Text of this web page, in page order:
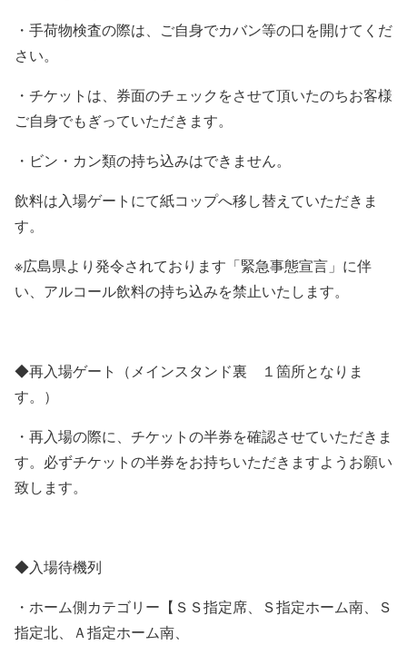
・手荷物検査の際は、ご自身でカバン等の口を開けてくだ
さい。
・チケットは、券面のチェックをさせて頂いたのちお客様
ご自身でもぎっていただきます。
・ビン・カン類の持ち込みはできません。
飲料は入場ゲートにて紙コップへ移し替えていただきま
す。
※広島県より発令されております「緊急事態宣言」に伴
い、アルコール飲料の持ち込みを禁止いたします。
◆再入場ゲート（メインスタンド裏 １箇所となりま
す。）
・再入場の際に、チケットの半券を確認させていただきま
す。必ずチケットの半券をお持ちいただきますようお願い
致します。
◆入場待機列
・ホーム側カテゴリー【ＳＳ指定席、Ｓ指定ホーム南、Ｓ
指定北、Ａ指定ホーム南、